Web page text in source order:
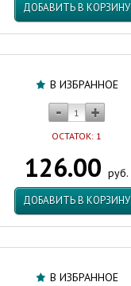
ДОБАВИТЬ В КОРЗИНУ
В ИЗБРАННОЕ
ОСТАТОК: 1
126.00 руб.
ДОБАВИТЬ В КОРЗИНУ
В ИЗБРАННОЕ